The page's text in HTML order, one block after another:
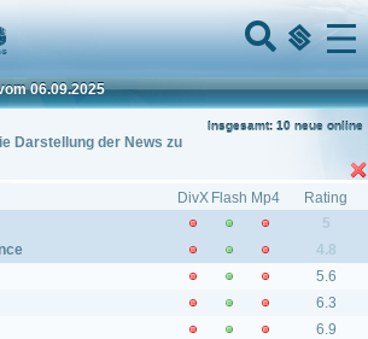
Menu
06.09.2025
Insgesamt: 10 neue online
Darstellung der News zu
DivX Flash Mp4
Rating
5
4.8
5.6
6.3
6.9